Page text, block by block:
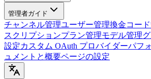
管理者ガイド
チャンネル管理ユーザー管理換金コー
スクリプションプラン管理モデル管理
設定カスタム OAuth プロバイダーパフ
ュメントと概要ページの設定